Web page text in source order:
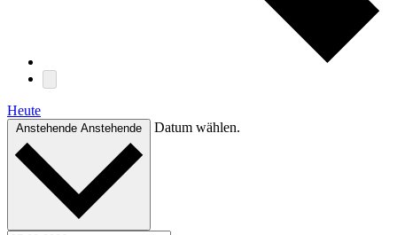
Heute
Anstehende Anstehende Datum wählen.